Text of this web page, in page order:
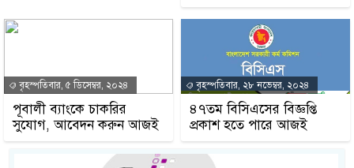
বৃহস্পতিবার, ৫ ডিসেম্বর, ২০২৪
পূবালী ব্যাংকে চাকরির
সুযোগ, আবেদন করুন আজই
বৃহস্পতিবার, ২৮ নভেম্বর, ২০২৪
৪৭তম বিসিএসের বিজ্ঞপ্তি
প্রকাশ হতে পারে আজই